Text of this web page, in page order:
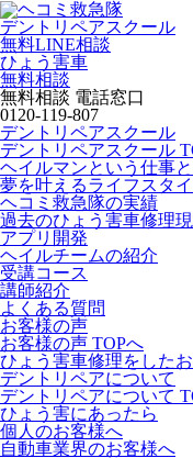
デントリペアスクール
無料LINE相談
ひょう害車
無料相談
無料相談 電話窓口
0120-119-807
デントリペアスクール
デントリペアスクール
ヘイルマンという仕事
夢を叶えるライフスタ
ヘコミ救急隊の実績
過去のひょう害車修理
アプリ開発
ヘイルチームの紹介
受講コース
講師紹介
よくある質問
お客様の声
お客様の声 TOPへ
ひょう害車修理をした
デントリペアについて
デントリペアについて
ひょう害にあったら
個人のお客様へ
自動車業界のお客様へ